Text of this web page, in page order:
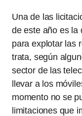
Una de las
de este año es la
para explotar las
trata, según
sector de las
llevar a los
momento no se
limitaciones que